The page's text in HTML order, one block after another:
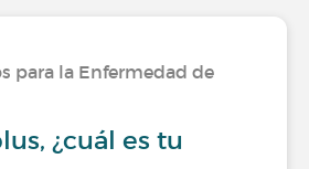
para la Enfermedad de
¿cuál es tu